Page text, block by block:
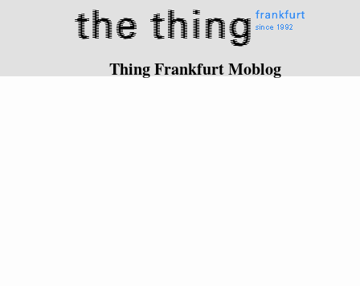
Thing Frankfurt Moblog